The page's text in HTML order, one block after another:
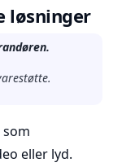
løsninger
eller lyd.